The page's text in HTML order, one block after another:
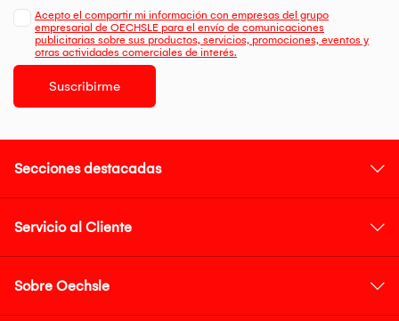
Acepto el compartir mi información con empresas del grupo
empresarial de OECHSLE para el envío de comunicaciones
publicitarias sobre sus productos, servicios, promociones, eventos y
otras actividades comerciales de interés.
Suscribirme
Secciones destacadas
Servicio al Cliente
Sobre Oechsle